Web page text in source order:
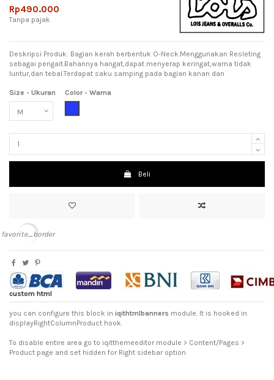
Rp490.000
Tanpa pajak
Deskripsi Produk: Bagian kerah berbentuk O-Neck.Menggunakan Resleting
sebagai pengait.Bahannya hangat,dapat menyerap keringat,warna tidak
luntur,dan tebal.Terdapat saku samping pada bagian kanan dan
Size - Ukuran
Color - Warna
Beli
favorite_border
custom html
you can configure this block in iqithtmlbanners module. It is hooked in
displayRightColumnProduct hook.
To disable entire area go to iqitthemeeditor module > Content/Pages >
Product page and set hidden for Right sidebar option